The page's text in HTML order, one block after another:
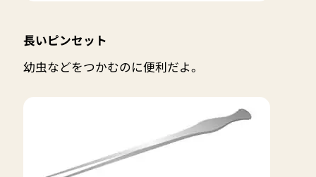
長いピンセット
幼虫などをつかむのに便利だよ。